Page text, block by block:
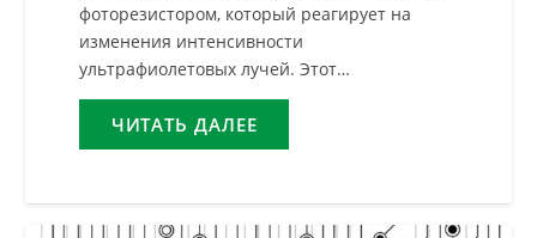
фоторезистором, который реагирует на
изменения интенсивности
ультрафиолетовых лучей. Этот…
ЧИТАТЬ ДАЛЕЕ